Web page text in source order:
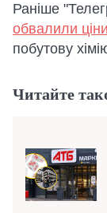
Раніше
обвалили
побутову
Читайте